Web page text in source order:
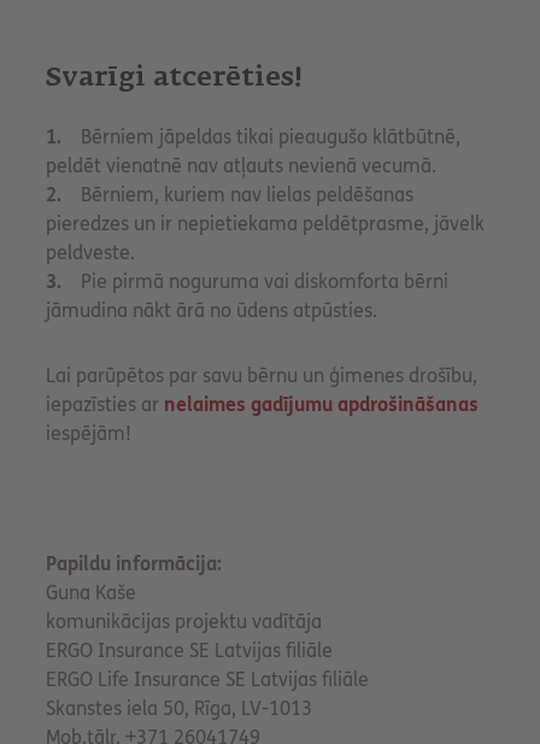
Svarīgi atcerēties!
1.
Bērniem jāpeldas tikai pieaugušo klātbūtnē,
peldēt vienatnē nav atļauts nevienā vecumā.
2. Bērniem, kuriem nav lielas peldēšanas
pieredzes un ir nepietiekama peldētprasme, jāvelk
peldveste.
3.
Pie pirmā noguruma vai diskomforta bērni
jāmudina nākt ārā no ūdens atpūsties.
Lai parūpētos par savu bērnu un ģimenes drošību,
iepazīsties ar nelaimes gadījumu apdrošināšanas
iespējām!
Papildu informācija:
Guna Kaše
komunikācijas projektu vadītāja
ERGO Insurance SE Latvijas filiāle
ERGO Life Insurance SE Latvijas filiāle
Skanstes iela 50, Rīga, LV-1013
Mob.tālr. +371 26041749